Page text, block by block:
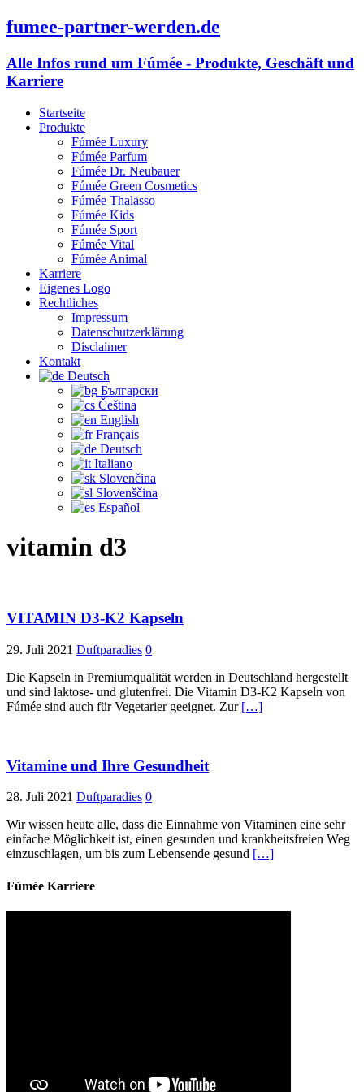
fumee-partner-werden.de
Alle Infos rund um Fúmée - Produkte, Geschäft und
Karriere
Startseite
Produkte
Fúmée Luxury
Fúmée Parfum
Fúmée Dr. Neubauer
Fúmée Green Cosmetics
Fúmée Thalasso
Fúmée Kids
Fúmée Sport
Fúmée Vital
Fúmée Animal
Karriere
Eigenes Logo
Rechtliches
Impressum
Datenschutzerklärung
Disclaimer
Kontakt
Deutsch
Български
Čeština‎
English
Français
Deutsch
Italiano
Slovenčina
Slovenščina
Español
vitamin d3
VITAMIN D3-K2 Kapseln
29. Juli 2021 Duftparadies 0
Die Kapseln in Premiumqualität werden in Deutschland hergestellt
und sind laktose- und glutenfrei. Die Vitamin D3-K2 Kapseln von
Fúmée sind auch für Vegetarier geeignet. Zur […]
Vitamine und Ihre Gesundheit
28. Juli 2021 Duftparadies 0
Wir wissen heute alle, dass die Einnahme von Vitaminen eine sehr
einfache Möglichkeit ist, einen gesunden und krankheitsfreien Weg
einzuschlagen, um bis zum Lebensende gesund […]
Fúmée Karriere